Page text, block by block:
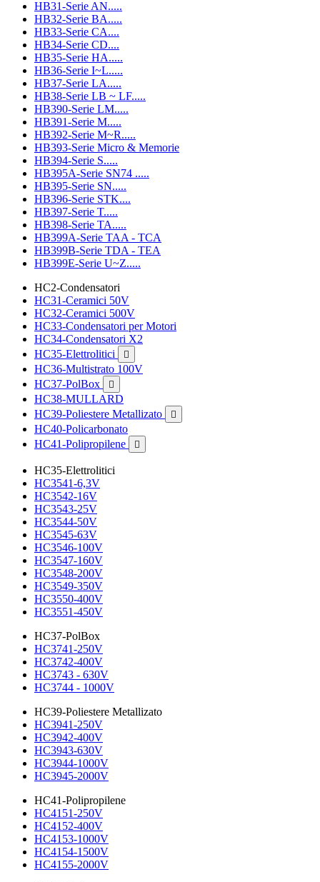
HB31-Serie AN.....
HB32-Serie BA.....
HB33-Serie CA....
HB34-Serie CD....
HB35-Serie HA.....
HB36-Serie I~L.....
HB37-Serie LA.....
HB38-Serie LB ~ LF.....
HB390-Serie LM.....
HB391-Serie M.....
HB392-Serie M~R.....
HB393-Serie Micro & Memorie
HB394-Serie S.....
HB395A-Serie SN74 .....
HB395-Serie SN.....
HB396-Serie STK....
HB397-Serie T.....
HB398-Serie TA.....
HB399A-Serie TAA - TCA
HB399B-Serie TDA - TEA
HB399E-Serie U~Z.....
HC2-Condensatori
HC31-Ceramici 50V
HC32-Ceramici 500V
HC33-Condensatori per Motori
HC34-Condensatori X2
HC35-Elettrolitici

HC36-Multistrato 100V
HC37-PolBox

HC38-MULLARD
HC39-Poliestere Metallizato

HC40-Policarbonato
HC41-Polipropilene

HC35-Elettrolitici
HC3541-6,3V
HC3542-16V
HC3543-25V
HC3544-50V
HC3545-63V
HC3546-100V
HC3547-160V
HC3548-200V
HC3549-350V
HC3550-400V
HC3551-450V
HC37-PolBox
HC3741-250V
HC3742-400V
HC3743 - 630V
HC3744 - 1000V
HC39-Poliestere Metallizato
HC3941-250V
HC3942-400V
HC3943-630V
HC3944-1000V
HC3945-2000V
HC41-Polipropilene
HC4151-250V
HC4152-400V
HC4153-1000V
HC4154-1500V
HC4155-2000V